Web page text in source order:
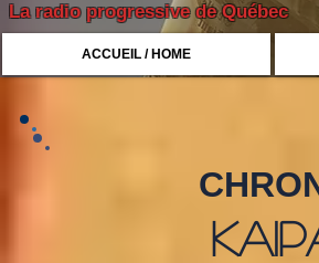
La radio progressive de Québec
ACCUEIL / HOME